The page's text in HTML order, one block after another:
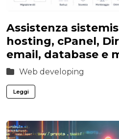
Assistenza
hosting, cPanel,
email, database e
Web developing
Leggi